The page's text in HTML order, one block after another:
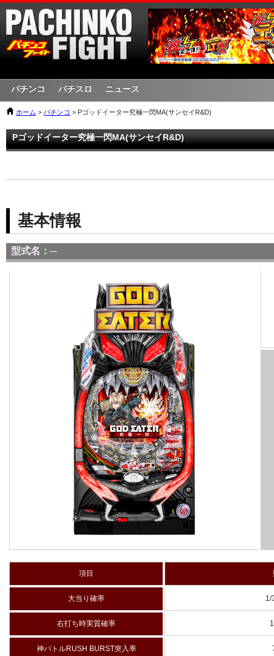
パチンコ パチスロ ニュース
ホーム > パチンコ > Pゴッドイーター究極一閃MA(サンセイR&D)
Pゴッドイーター究極一閃MA(サンセイR&D)
基本情報
型式名：─
項目
大当り確率 1/
右打ち時実質確率
神バトルRUSH BURST突入率